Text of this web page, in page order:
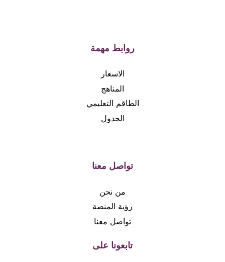
روابط مهمة
الاسعار
المناهج
الطاقم التعليمي
الجدول
تواصل معنا
من نحن
رؤية المنصة
تواصل معنا
تابعونا على